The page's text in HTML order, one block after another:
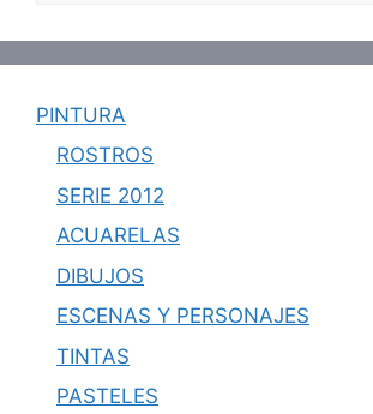
PINTURA
ROSTROS
SERIE 2012
ACUARELAS
DIBUJOS
ESCENAS Y PERSONAJES
TINTAS
PASTELES